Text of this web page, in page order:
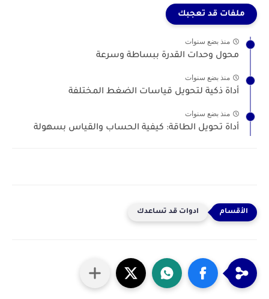
ملفات قد تعجبك
منذ بضع سنوات
محول وحدات القدرة ببساطة وسرعة
منذ بضع سنوات
أداة ذكية لتحويل قياسات الضغط المختلفة
منذ بضع سنوات
أداة تحويل الطاقة: كيفية الحساب والقياس بسهولة
ادوات قد تساعدك